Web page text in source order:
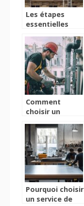
Les étapes
essentielles
rénovation de
façades réussie
Comment
choisir un
une recherche
de fuite à
Vannes ?
Pourquoi choisir
un service de